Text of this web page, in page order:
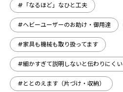
#「なるほど」なひと工夫
#ヘビーユーザーのお助け・御用達
#家具も機械も取り扱ってます
#細かすぎて説明しないと伝わりにくい
#ととのえます（片づけ・収納）